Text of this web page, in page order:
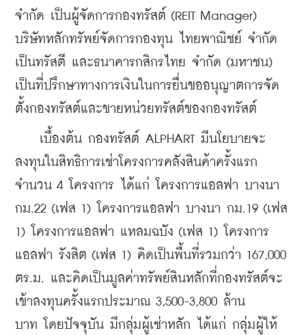
จำกัด เป็นผู้จัดการกองทรัสต์ (REIT Manager)
บริษัทหลักทรัพย์จัดการกองทุน ไทยพาณิชย์ จำกัด
เป็นทรัสตี และธนาคารกสิกรไทย จำกัด (มหาชน)
เป็นที่ปรึกษาทางการเงินในการยื่นขออนุญาตการจัด
ตั้งกองทรัสต์และขายหน่วยทรัสต์ของกองทรัสต์
เบื้องต้น กองทรัสต์ ALPHART มีนโยบายจะ
ลงทุนในสิทธิการเช่าโครงการคลังสินค้าครั้งแรก
จำนวน 4 โครงการ ได้แก่ โครงการแอลฟา บางนา
กม.22 (เฟส 1) โครงการแอลฟา บางนา กม.19 (เฟส
1) โครงการแอลฟา แหลมฉบัง (เฟส 1) โครงการ
แอลฟา รังสิต (เฟส 1) คิดเป็นพื้นที่รวมกว่า 167,000
ตร.ม. และคิดเป็นมูลค่าทรัพย์สินหลักที่กองทรัสต์จะ
เข้าลงทุนครั้งแรกประมาณ 3,500-3,800 ล้าน
บาท
โดยปัจจุบัน มีกลุ่มผู้เช่าหลัก ได้แก่ กลุ่มผู้ให้